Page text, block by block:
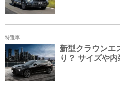
特選車
新型クラウンエ
り？ サイズや